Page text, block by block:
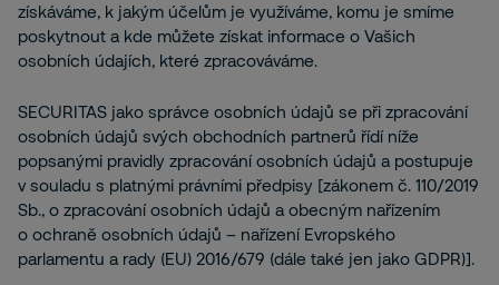
získáváme, k jakým účelům je využíváme, komu je smíme
poskytnout a kde můžete získat informace o Vašich
osobních údajích, které zpracováváme.
SECURITAS jako správce osobních údajů se při zpracování
osobních údajů svých obchodních partnerů řídí níže
popsanými pravidly zpracování osobních údajů a postupuje
v souladu s platnými právními předpisy [zákonem č. 110/2019
Sb., o zpracování osobních údajů a obecným nařízením
o ochraně osobních údajů – nařízení Evropského
parlamentu a rady (EU) 2016/679 (dále také jen jako GDPR)].